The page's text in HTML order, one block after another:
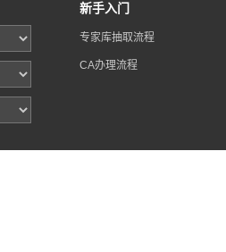
新手入门
专家库抽取流程
CA办理流程